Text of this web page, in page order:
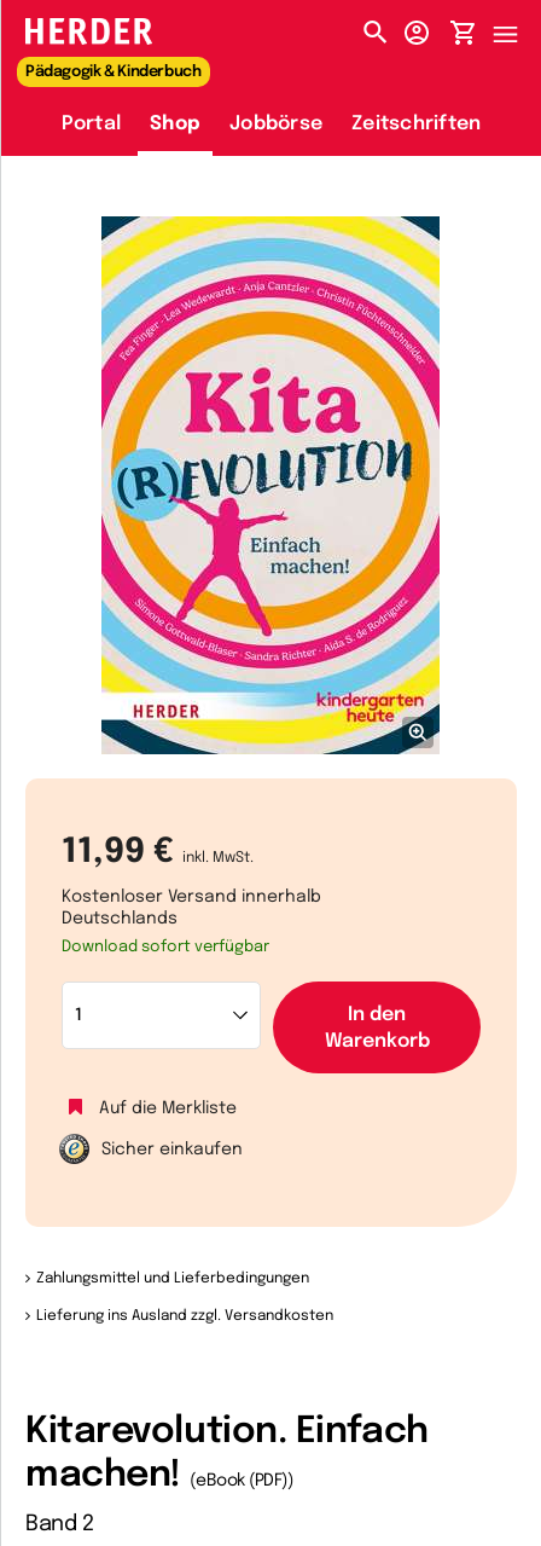
HERDER-MENÜ
Pädagogik & Kinderbuch
Portal Shop Jobbörse Zeitschriften
11,99 € inkl. MwSt.
Kostenloser Versand innerhalb
Deutschlands
Download sofort verfügbar
In den
Warenkorb
Auf die Merkliste
Sicher einkaufen
Zahlungsmittel und Lieferbedingungen
Lieferung ins Ausland zzgl. Versandkosten
Kitarevolution. Einfach
machen!
(eBook (PDF))
Band 2